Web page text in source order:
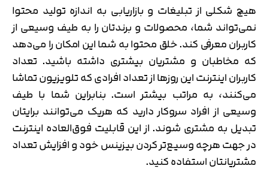
هیچ شکلی از تبلیغات و بازاریابی به اندازه تولید محتوا
نمی‌تواند شما، محصولات و برندتان را به طیف وسیعی از
کاربران معرفی کند. خلق محتوا به شما این امکان را می‌دهد
که مخاطبان و مشتریان بیشتری داشته باشید. تعداد
کاربران اینترنت این روزها از تعداد افرادی که تلویزیون تماشا
می‌کنند، به مراتب بیشتر است. بنابراین شما با طیف
وسیعی از افراد سروکار دارید که هریک می‌توانند برایتان
تبدیل به مشتری شوند. از این قابلیت فوق‌العاده اینترنت
در جهت هرچه وسیع‌تر کردن بیزینس خود و افزایش تعداد
مشتریانتان استفاده کنید.